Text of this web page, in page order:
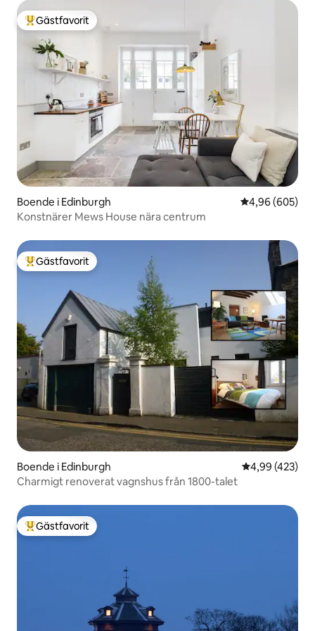
Populär gästfavorit
Gästfavorit
Boende i Edinburgh 4,96 av 5 i
4,96 (605)
Konstnärer Mews House nära centrum
Populär gästfavorit
Gästfavorit
Boende i Edinburgh 4,99 av 5 i
4,99 (423)
Charmigt renoverat vagnshus från 1800-talet
Populär gästfavorit
Gästfavorit